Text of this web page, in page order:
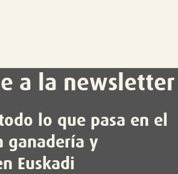
a la newsletter
lo que pasa en el
ganadería y
Euskadi